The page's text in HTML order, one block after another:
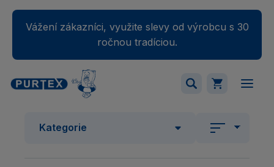
Vážení zákazníci, využite slevy od výrobcu s 30
ročnou tradíciou.
Kategorie